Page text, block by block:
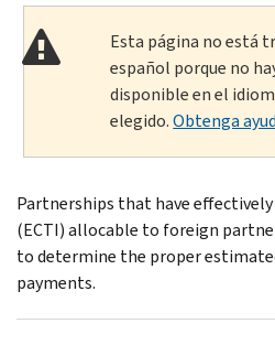
Esta página no está
español porque no
disponible en el
elegido.Obtenga
Partnerships that have
(ECTI) allocable to foreign
to determine the proper
payments.